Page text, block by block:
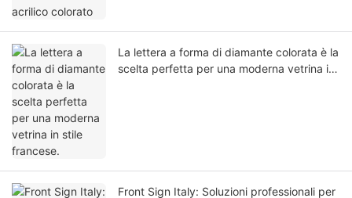
La lettera a forma di diamante colorata è la
scelta perfetta per una moderna vetrina in
Front Sign Italy: Soluzioni professionali per